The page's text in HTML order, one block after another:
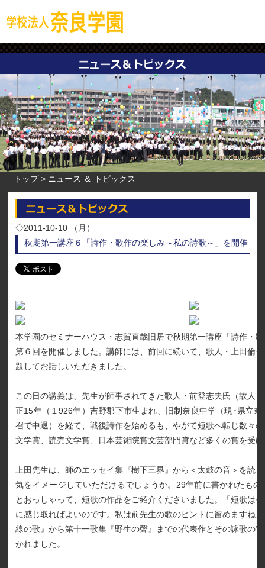
トップ ニュース ＆ トピックス
◇2011-10-10 （月）
秋期第一講座６「詩作・歌作の楽しみ～私の詩歌～」を開催
本学園のセミナーハウス・志賀直哉旧居で秋期第一講座「詩作・
第６回を開催しました。講師には、前回に続いて、歌人・上田倫
題してお話しいただきました。
この日の講義は、先生が師事されてきた歌人・前登志夫氏（故人
正15年（１926年）吉野郡下市生まれ、旧制奈良中学（現･県立
召で中退）を経て、戦後詩作を始めるも、やがて短歌へ転じ数々
文学賞、読売文学賞、日本芸術院賞文芸部門賞など多くの賞を受
上田先生は、師のエッセイ集『樹下三界』から＜太鼓の音＞を読
気をイメージしていただけるでしょうか。29年前に書かれたも
とおっしゃって、短歌の作品をご紹介くださいました。「短歌は
に感じ取ればよいのです。私は前先生の歌のヒントに留めますね
線の歌』から第十一歌集『野生の聲』までの代表作とその詠歌の
かれました。